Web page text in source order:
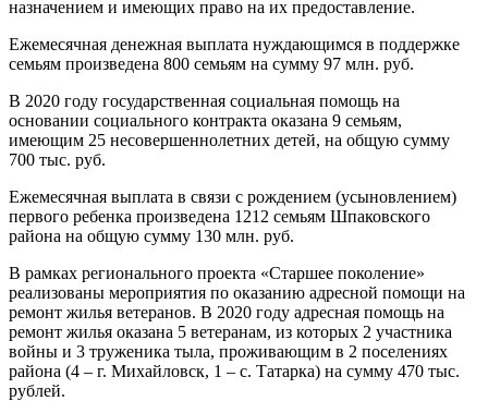
назначением и имеющих право на их предоставление.
Ежемесячная денежная выплата нуждающимся в поддержке
семьям произведена 800 семьям на сумму 97 млн. руб.
В 2020 году государственная социальная помощь на
основании социального контракта оказана 9 семьям,
имеющим 25 несовершеннолетних детей, на общую сумму
700 тыс. руб.
Ежемесячная выплата в связи с рождением (усыновлением)
первого ребенка произведена 1212 семьям Шпаковского
района на общую сумму 130 млн. руб.
В рамках регионального проекта «Старшее поколение»
реализованы мероприятия по оказанию адресной помощи на
ремонт жилья ветеранов. В 2020 году адресная помощь на
ремонт жилья оказана 5 ветеранам, из которых 2 участника
войны и 3 труженика тыла, проживающим в 2 поселениях
района (4 – г. Михайловск, 1 – с. Татарка) на сумму 470 тыс.
рублей.